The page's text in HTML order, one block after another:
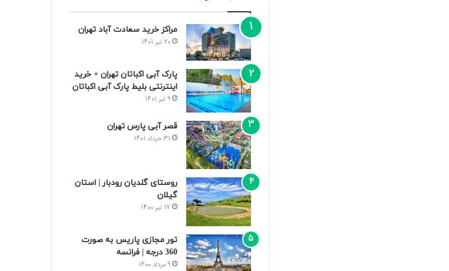
مراکز خرید سعادت‌ آباد تهران
20 تیر 1401
پارک آبی اکباتان تهران + خرید
اینترنتی بلیط پارک آبی اکباتان
9 تیر 1401
قصر آبی پارس تهران
31 خرداد 1401
روستای گلدیان رودبار | استان
گیلان
17 تیر 1400
تور مجازی پاریس به صورت
360 درجه | فرانسه
9 مرداد 1400